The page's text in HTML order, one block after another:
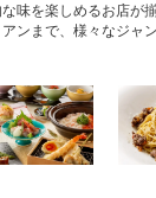
味を楽しめるお店が
ンまで、様々なジャ